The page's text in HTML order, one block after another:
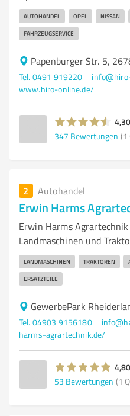
AUTOHANDEL OPEL NISSAN
FAHRZEUGSERVICE
Papenburger Str. 5,
Tel. 0491 919220
www.hiro-online.de/
347 Bewertungen (1
2 Autohandel
Erwin Harms
Erwin Harms
Landmaschinen und
LANDMASCHINEN TRAKTOREN
ERSATZTEILE
GewerbePark
Tel. 04903 9156180
harms-agrartechnik.de/
53 Bewertungen (1